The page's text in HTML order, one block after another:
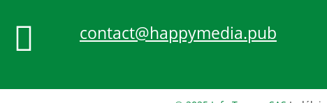
contact@happymedia.pub